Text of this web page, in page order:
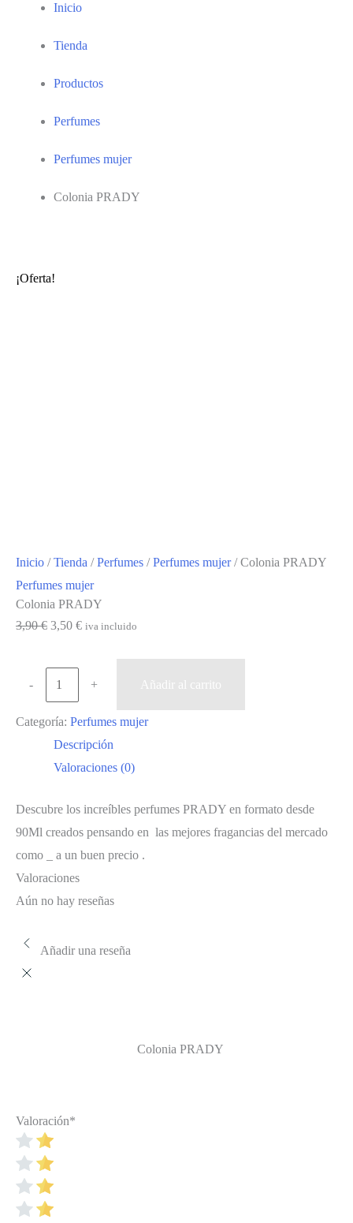
Inicio
Tienda
Productos
Perfumes
Perfumes mujer
Colonia PRADY
¡Oferta!
Inicio /Tienda /Perfumes /Perfumes mujer/ Colonia PRADY
Perfumes mujer
Colonia PRADY
3,90€ El
original
era:
3,90 €.
3,50 €El
3,50 €.
iva incluido
-
PRADY
cantidad
+ Añadir al carrito
Categoría: Perfumes mujer
Descripción
Valoraciones (0)
Descubre los increíbles perfumes PRADY en formato desde
90Ml creados pensando en las mejores fragancias del mercado
como _ a un buen precio .
Valoraciones
Aún no hay reseñas
Añadir una reseña
Colonia PRADY
Valoración*